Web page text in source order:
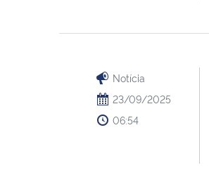
Notícia
23/09/2025
06:54